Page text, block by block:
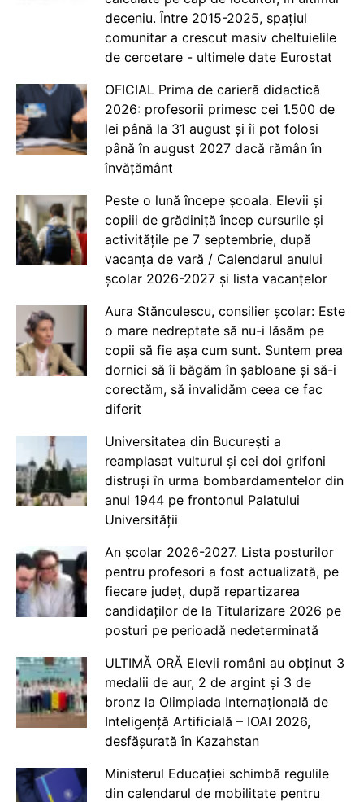
deceniu. Între 2015-2025, spațiul
comunitar a crescut masiv cheltuielile
de cercetare - ultimele date Eurostat
OFICIAL Prima de carieră didactică
2026: profesorii primesc cei 1.500 de
lei până la 31 august și îi pot folosi
până în august 2027 dacă rămân în
învățământ
Peste o lună începe școala. Elevii și
copiii de grădiniță încep cursurile și
activitățile pe 7 septembrie, după
vacanța de vară / Calendarul anului
școlar 2026-2027 și lista vacanțelor
Aura Stănculescu, consilier școlar: Este
o mare nedreptate să nu-i lăsăm pe
copii să fie așa cum sunt. Suntem prea
dornici să îi băgăm în șabloane și să-i
corectăm, să invalidăm ceea ce fac
diferit
Universitatea din București a
reamplasat vulturul și cei doi grifoni
distruși în urma bombardamentelor din
anul 1944 pe frontonul Palatului
Universității
An școlar 2026-2027. Lista posturilor
pentru profesori a fost actualizată, pe
fiecare județ, după repartizarea
candidaților de la Titularizare 2026 pe
posturi pe perioadă nedeterminată
ULTIMĂ ORĂ Elevii români au obținut 3
medalii de aur, 2 de argint și 3 de
bronz la Olimpiada Internațională de
Inteligență Artificială – IOAI 2026,
desfășurată în Kazahstan
Ministerul Educației schimbă regulile
din calendarul de mobilitate pentru